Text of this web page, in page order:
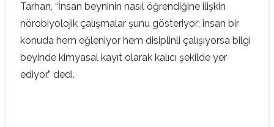
Tarhan, “İnsan beyninin nasıl öğrendiğine ilişkin
nörobiyolojik çalışmalar şunu gösteriyor; insan bir
konuda hem eğleniyor hem disiplinli çalışıyorsa bilgi
beyinde kimyasal kayıt olarak kalıcı şekilde yer
ediyor.” dedi.